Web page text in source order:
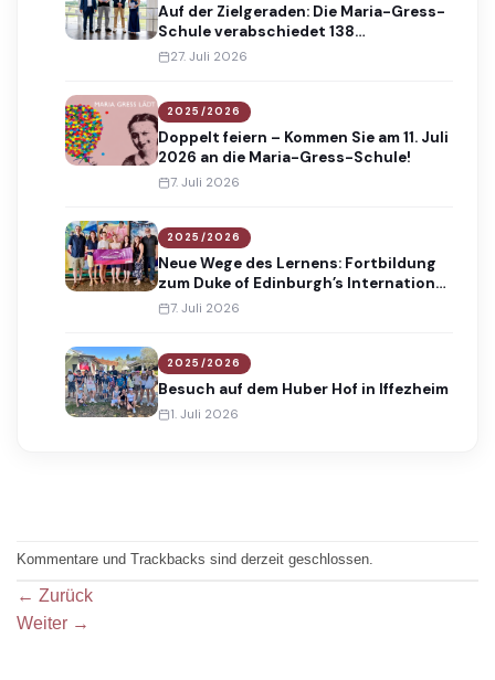
Auf der Zielgeraden: Die Maria-Gress-
Schule verabschiedet 138
Absolventinnen und Absolventen
27. Juli 2026
2025/2026
Doppelt feiern – Kommen Sie am 11. Juli
2026 an die Maria-Gress-Schule!
7. Juli 2026
2025/2026
Neue Wege des Lernens: Fortbildung
zum Duke of Edinburgh’s International
Award
7. Juli 2026
2025/2026
Besuch auf dem Huber Hof in Iffezheim
1. Juli 2026
Kommentare und Trackbacks sind derzeit geschlossen.
← Zurück
Weiter →